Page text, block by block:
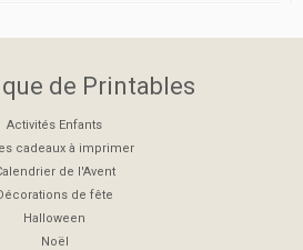
de Printables
Activités Enfants
cadeaux à imprimer
de l'Avent
de fête
Halloween
Noël